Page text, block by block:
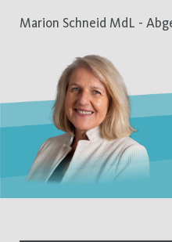
Inhalt
Marion Schneid MdL -